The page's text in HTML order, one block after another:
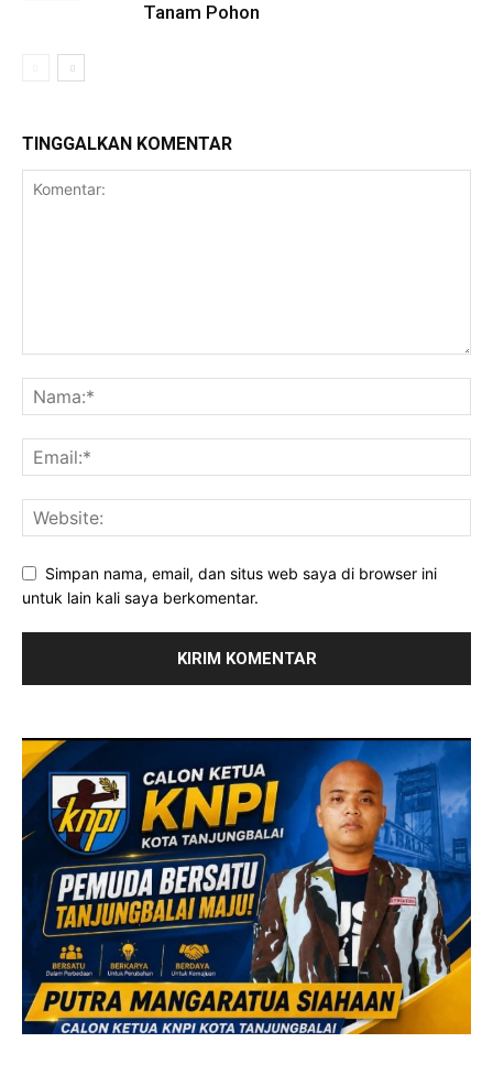
Tanam Pohon
TINGGALKAN KOMENTAR
Simpan nama, email, dan situs web saya di browser ini
untuk lain kali saya berkomentar.